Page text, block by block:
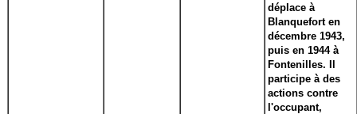
déplace à
Blanquefort en
décembre 1943,
puis en 1944 à
Fontenilles. Il
participe à des
actions contre
l'occupant,